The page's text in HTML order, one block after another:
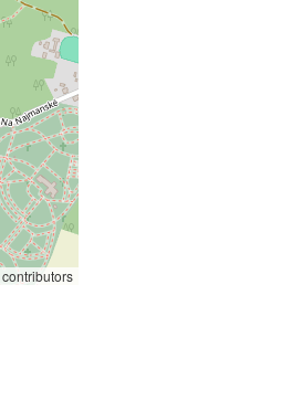
contributors